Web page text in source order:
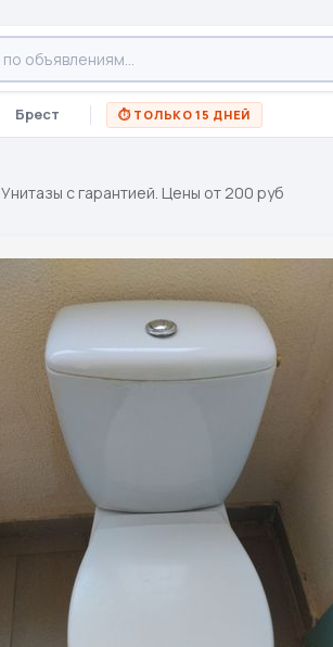
Брест ⏱ ТОЛЬКО 15 ДНЕЙ
Унитазы с гарантией. Цены от 200 руб